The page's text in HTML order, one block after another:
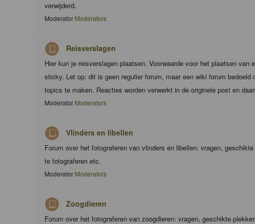
verwijderd.
Moderator Moderators
Reisverslagen
Hier kun je reisverslagen plaatsen. Voorwaarde voor het plaatsen van
sticky. Let op: dit is geen regulier forum, maar een wiki forum bedoeld
topics te maken. Reacties worden verwerkt in de originele post en
Moderator Moderators
Vlinders en libellen
Forum over het fotograferen van vlinders en libellen: vragen,
te fotograferen etc.
Moderator Moderators
Zoogdieren
Forum over het fotograferen van zoogdieren: vragen, geschikte